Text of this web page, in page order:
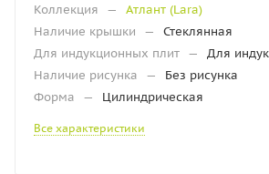
Коллекция
—
Атлант (Lara)
Наличие крышки
—
Стеклянная
Для индукционных плит —
Для
Наличие рисунка
—
Без рисунка
Форма
— Цилиндрическая
Все характеристики